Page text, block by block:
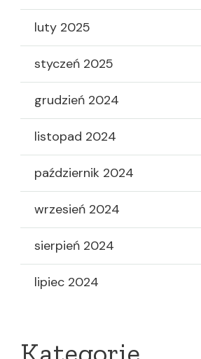
luty 2025
styczeń 2025
grudzień 2024
listopad 2024
październik 2024
wrzesień 2024
sierpień 2024
lipiec 2024